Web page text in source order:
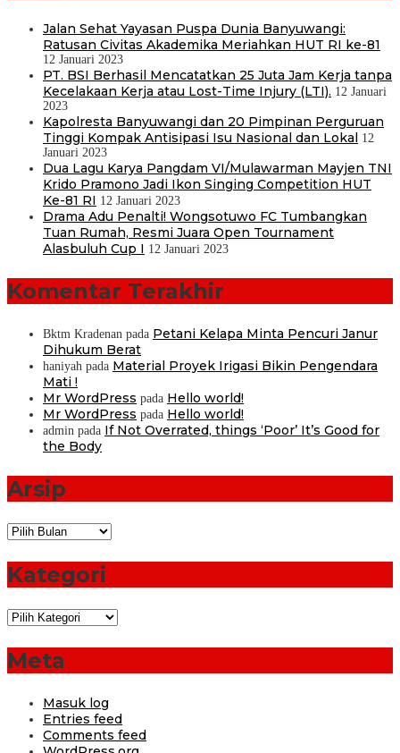
Jalan Sehat Yayasan Puspa Dunia Banyuwangi:
Ratusan Civitas Akademika Meriahkan HUT RI ke-81
12 Januari 2023
PT. BSI Berhasil Mencatatkan 25 Juta Jam Kerja tanpa
Kecelakaan Kerja atau Lost-Time Injury (LTI). 12 Januari
2023
Kapolresta Banyuwangi dan 20 Pimpinan Perguruan
Tinggi Kompak Antisipasi Isu Nasional dan Lokal 12
Januari 2023
Dua Lagu Karya Pangdam VI/Mulawarman Mayjen TNI
Krido Pramono Jadi Ikon Singing Competition HUT
Ke-81 RI 12 Januari 2023
Drama Adu Penalti! Wongsotuwo FC Tumbangkan
Tuan Rumah, Resmi Juara Open Tournament
Alasbuluh Cup I 12 Januari 2023
Komentar Terakhir
Bktm Kradenan pada Petani Kelapa Minta Pencuri Janur
Dihukum Berat
haniyah pada Material Proyek Irigasi Bikin Pengendara
Mati !
Mr WordPress pada Hello world!
Mr WordPress pada Hello world!
admin pada If Not Overrated, things ‘Poor’ It’s Good for
the Body
Arsip
Arsip
Kategori
Kategori
Meta
Masuk log
Entries feed
Comments feed